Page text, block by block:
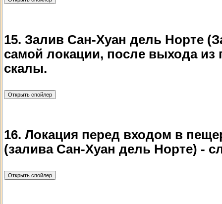
15. Залив Сан-Хуан дель Норте
самой локации, после выхода
скалы.
16. Локация перед входом в
(залива Сан-Хуан дель Норте) -